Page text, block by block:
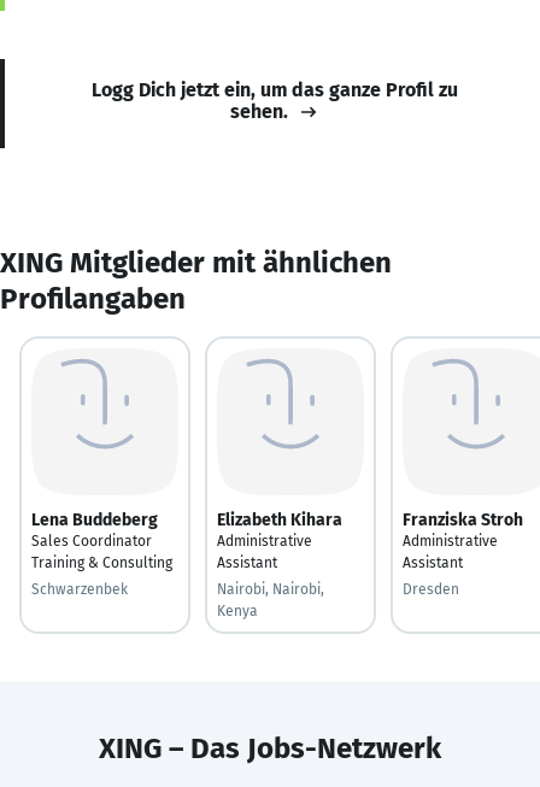
Logg Dich jetzt ein, um das ganze Profil zu
sehen.
XING Mitglieder mit ähnlichen
Profilangaben
Lena Buddeberg
Sales Coordinator
Training & Consulting
Schwarzenbek
Elizabeth Kihara
Administrative
Assistant
Nairobi, Nairobi,
Kenya
Franziska Stroh
Administrative
Assistant
Dresden
XING – Das Jobs-Netzwerk